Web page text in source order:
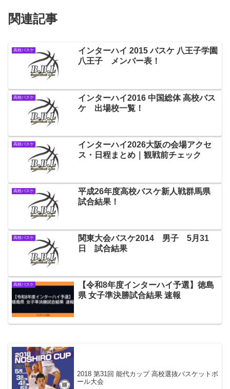
関連記事
高校バスケ
インターハイ 2015 バスケ 八王子学園
八王子 メンバー表！
高校バスケ
インターハイ2016 中国総体 高校バス
ケ 出場校一覧！
高校バスケ
インターハイ2026大阪の会場アクセ
ス・日程まとめ｜観戦前チェック
高校バスケ
平成26年度高校バスケ新人戦群馬県
試合結果！
高校バスケ
関東大会バスケ2014 男子 5月31
日 試合結果
高校バスケ
【令和8年度インターハイ予選】徳島
県 女子準決勝試合結果 速報
2018 第31回 能代カップ 高校選抜バスケットボ
ール大会